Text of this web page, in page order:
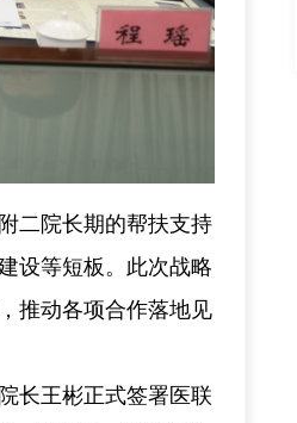
二院长期的帮扶支持
设等短板。此次战略
推动各项合作落地见
长王彬正式签署医联